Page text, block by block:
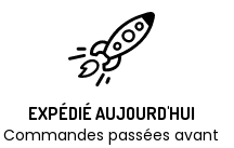
EXPÉDIÉ AUJOURD'HUI
Commandes passées avant